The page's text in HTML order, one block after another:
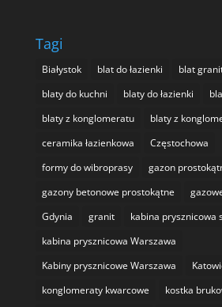
Tagi
Białystok blat do łazienki
blat
blaty do kuchni
blaty do łazienki
blaty z konglomeratu
blaty z
ceramika łazienkowa
Częstochowa
formy do wibroprasy
gazon
gazony betonowe prostokątne
Gdynia
granit
kabina prysznicowa
kabina prysznicowa Warszawa
Kabiny prysznicowe Warszawa
konglomeraty kwarcowe
kostka